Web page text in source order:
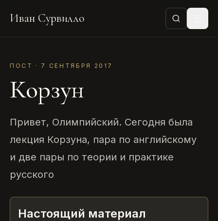
Иван Сурвилло
ПОСТ · 7 СЕНТЯБРЯ 2017
Корзун
Привет, Олимпийский. Сегодня была
лекция Корзуна, пара по английскому
и две пары по теории и практике
русского
Настоящий материал